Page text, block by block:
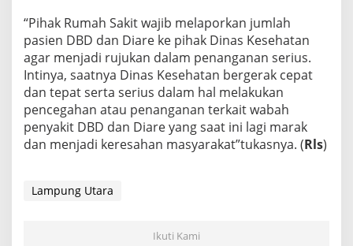
“Pihak Rumah Sakit wajib melaporkan jumlah
pasien DBD dan Diare ke pihak Dinas Kesehatan
agar menjadi rujukan dalam penanganan serius.
Intinya, saatnya Dinas Kesehatan bergerak cepat
dan tepat serta serius dalam hal melakukan
pencegahan atau penanganan terkait wabah
penyakit DBD dan Diare yang saat ini lagi marak
dan menjadi keresahan masyarakat”tukasnya. (Rls)
Lampung Utara
Ikuti Kami